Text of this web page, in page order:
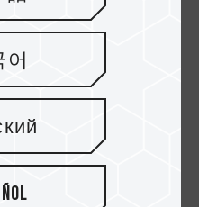
auf den Markt
10.und ist
2.0; mit FAT32-
eine
von 6 MB/s, Bilder,
und andere
der Benutzer die
von heute
어